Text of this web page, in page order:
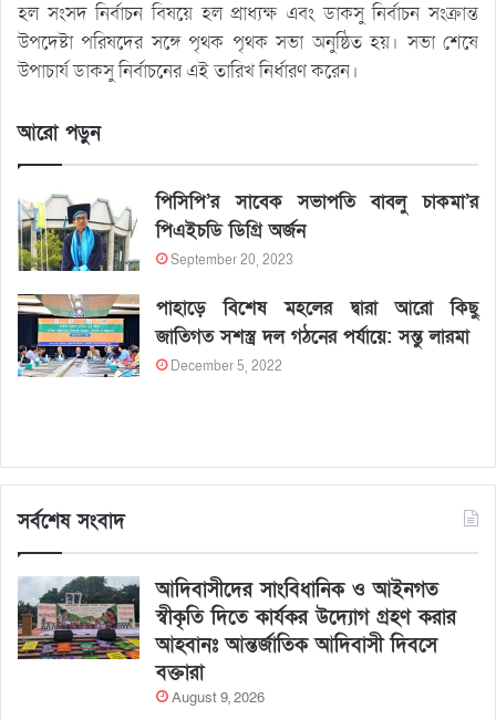
হল সংসদ নির্বাচন বিষয়ে হল প্রাধ্যক্ষ এবং ডাকসু নির্বাচন সংক্রান্ত
উপদেষ্টা পরিষদের সঙ্গে পৃথক পৃথক সভা অনুষ্ঠিত হয়। সভা শেষে
উপাচার্য ডাকসু নির্বাচনের এই তারিখ নির্ধারণ করেন।
আরো পড়ুন
পিসিপি’র সাবেক সভাপতি বাবলু চাকমা’র
পিএইচডি ডিগ্রি অর্জন
September 20, 2023
পাহাড়ে বিশেষ মহলের দ্বারা আরো কিছু
জাতিগত সশস্ত্র দল গঠনের পর্যায়ে: সন্তু লারমা
December 5, 2022
সর্বশেষ সংবাদ
আদিবাসীদের সাংবিধানিক ও আইনগত
স্বীকৃতি দিতে কার্যকর উদ্যোগ গ্রহণ করার
আহবানঃ আন্তর্জাতিক আদিবাসী দিবসে
বক্তারা
August 9, 2026